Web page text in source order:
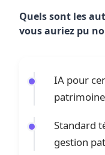
Quels sont les
vous auriez pu
IA pour
patrimoine
Standard
gestion